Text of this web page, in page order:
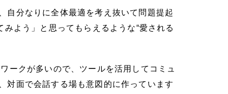
自分なりに全体最適を考え抜いて問題提起
よう」と思ってもらえるような“愛される
ークが多いので、ツールを活用してコミュ
対面で会話する場も意図的に作っています